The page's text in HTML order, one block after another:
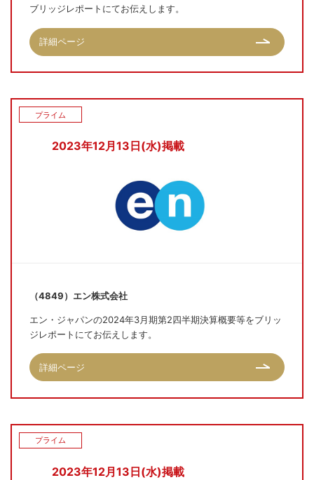
ブリッジレポートにてお伝えします。
詳細ページ
2023年12月13日(水)掲載
プライム
（4849）エン株式会社
エン・ジャパンの2024年3月期第2四半期決算概要等をブリッ
ジレポートにてお伝えします。
詳細ページ
2023年12月13日(水)掲載
プライム